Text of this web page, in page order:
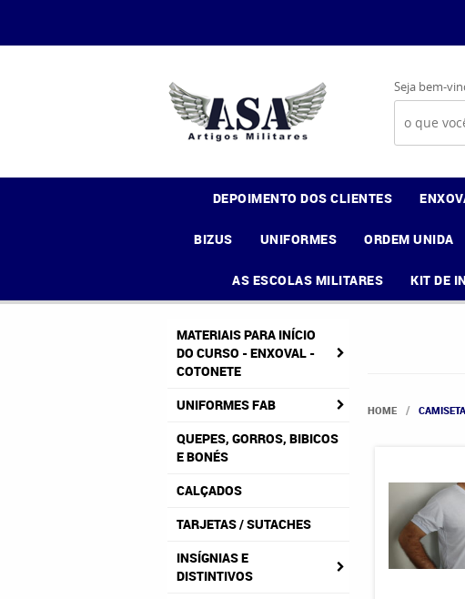
Seja bem-
DEPOIMENTO DOS CLIENTES
BIZUS UNIFORMES ORDEM UNIDA
AS ESCOLAS MILITARES KIT DE
MATERIAIS PARA INÍCIO
DO CURSO - ENXOVAL -
COTONETE
UNIFORMES FAB
QUEPES, GORROS, BIBICOS
E BONÉS
CALÇADOS
TARJETAS / SUTACHES
INSÍGNIAS E
DISTINTIVOS
HOME